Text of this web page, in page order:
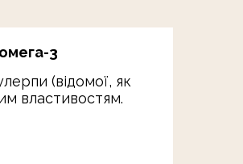
3
(відомої, як
властивостям.